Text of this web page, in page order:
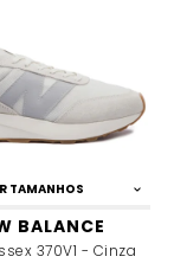
TAMANHOS
BALANCE
370V1 - Cinza